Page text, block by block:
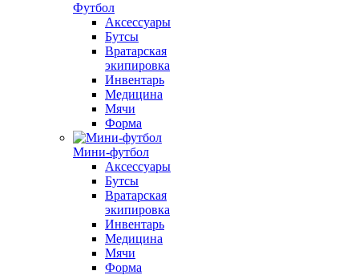
Футбол
Аксессуары
Бутсы
Вратарская
экипировка
Инвентарь
Медицина
Мячи
Форма
Мини-футбол
Аксессуары
Бутсы
Вратарская
экипировка
Инвентарь
Медицина
Мячи
Форма